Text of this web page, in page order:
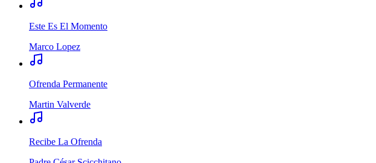
Este Es El Momento
Marco Lopez
Ofrenda Permanente
Martin Valverde
Recibe La Ofrenda